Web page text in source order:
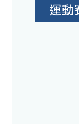
運動